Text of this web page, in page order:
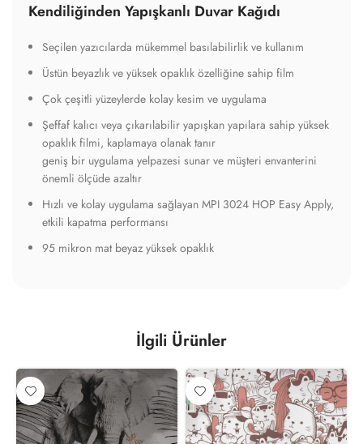
Kendiliğinden Yapışkanlı Duvar Kağıdı
Seçilen yazıcılarda mükemmel basılabilirlik ve kullanım
Üstün beyazlık ve yüksek opaklık özelliğine sahip film
Çok çeşitli yüzeylerde kolay kesim ve uygulama
Şeffaf kalıcı veya çıkarılabilir yapışkan yapılara sahip yüksek
opaklık filmi, kaplamaya olanak tanır
geniş bir uygulama yelpazesi sunar ve müşteri envanterini
önemli ölçüde azaltır
Hızlı ve kolay uygulama sağlayan MPI 3024 HOP Easy Apply,
etkili kapatma performansı
95 mikron mat beyaz yüksek opaklık
İlgili Ürünler